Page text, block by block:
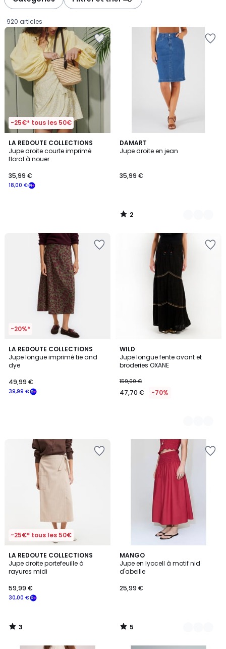
920 articles
-25€* tous les 50€
LA REDOUTE COLLECTIONS
Jupe droite courte imprimé
floral à nouer
€
souscrivez
18,00 €
35,99 €
DAMART
Jupe droite en jean
35,99 €
2
/
2
Couleurs
2
/
-20%*
LA REDOUTE COLLECTIONS
Jupe longue imprimé tie and
dye
39,99 €
49,99 €
WILD
Jupe longue fente avant et
broderies OXANE
159,00 €
47,70 € -70%
2
Couleurs
-25€* tous les 50€
LA REDOUTE COLLECTIONS
Jupe droite portefeuille à
rayures midi
30,00 €
59,99 €
3
/
5
3
/
MANGO
Jupe en lyocell à motif nid
d'abeille
25,99 €
5
/
5
2
Couleurs
5
/